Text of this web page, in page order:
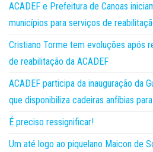
ACADEF e Prefeitura de Canoas
municípios para serviços de
Cristiano Torme tem evoluções após
de reabilitação da ACADEF
ACADEF participa da inauguração da
que disponibiliza cadeiras anfíbias
É preciso ressignificar!
Um até logo ao piquelano Maicon de